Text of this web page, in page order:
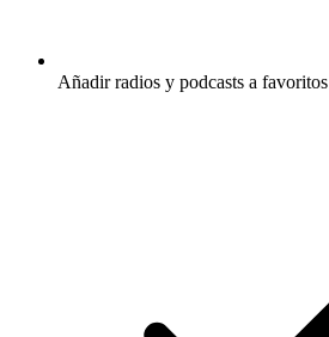
Añadir radios y podcasts a favoritos